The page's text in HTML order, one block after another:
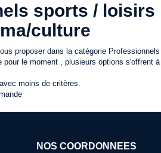
sports / loisirs
culture
proposer dans la catégorie Professionnels
pour le moment , plusieurs options s'offrent à
moins de critères.
NOS COORDONNÉES